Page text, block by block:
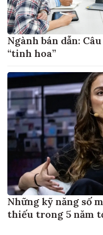
Ngành bán dẫn:
“tinh hoa”
Những kỹ năng số
thiếu trong 5 năm